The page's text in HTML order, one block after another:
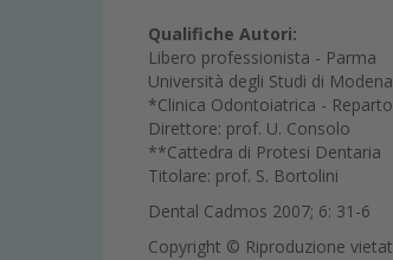
Qualifiche Autori:
Libero professionista - Parma
Università degli Studi di
*Clinica Odontoiatrica -
Direttore: prof. U. Consolo
**Cattedra di Protesi Dentaria
Titolare: prof. S. Bortolini
Dental Cadmos 2007; 6: 31-6
Copyright © Riproduzione